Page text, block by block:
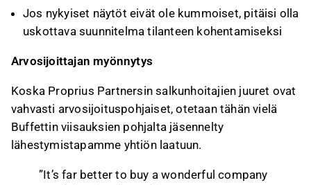
Jos nykyiset näytöt eivät ole kummoiset, pitäisi olla
uskottava suunnitelma tilanteen kohentamiseksi
Arvosijoittajan myönnytys
Koska Proprius Partnersin salkunhoitajien juuret ovat
vahvasti arvosijoituspohjaiset, otetaan tähän vielä
Buffettin viisauksien pohjalta jäsennelty
lähestymistapamme yhtiön laatuun.
”It’s far better to buy a wonderful company